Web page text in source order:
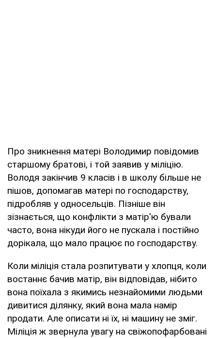
Про зникнення матері Володимир повідомив
старшому братові, і той заявив у міліцію.
Володя закінчив 9 класів і в школу більше не
пішов, допомагав матері по господарству,
підробляв у односельців. Пізніше він
зізнається, що конфлікти з матір'ю бували
часто, вона нікуди його не пускала і постійно
дорікала, що мало працює по господарству.
Коли міліція стала розпитувати у хлопця, коли
востаннє бачив матір, він відповідав, нібито
вона поїхала з якимись незнайомими людьми
дивитися ділянку, який вона мала намір
продати. Але описати ні їх, ні машину не зміг.
Міліція ж звернула увагу на свіжопофарбовані